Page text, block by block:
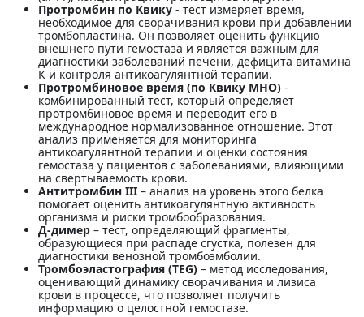
Протромбин по Квику - тест измеряет время,
необходимое для сворачивания крови при добавлении
тромбопластина. Он позволяет оценить функцию
внешнего пути гемостаза и является важным для
диагностики заболеваний печени, дефицита витамина
К и контроля антикоагулянтной терапии.
Протромбиновое время (по Квику МНО) -
комбинированный тест, который определяет
протромбиновое время и переводит его в
международное нормализованное отношение. Этот
анализ применяется для мониторинга
антикоагулянтной терапии и оценки состояния
гемостаза у пациентов с заболеваниями, влияющими
на свертываемость крови.
Антитромбин III – анализ на уровень этого белка
помогает оценить антикоагулянтную активность
организма и риски тромбообразования.
Д-димер – тест, определяющий фрагменты,
образующиеся при распаде сгустка, полезен для
диагностики венозной тромбоэмболии.
Тромбоэластография (TEG) – метод исследования,
оценивающий динамику сворачивания и лизиса
крови в процессе, что позволяет получить
информацию о целостной гемостазе.